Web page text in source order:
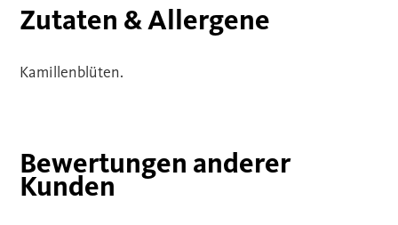
Zutaten & Allergene
Kamillenblüten.
Bewertungen anderer
Kunden